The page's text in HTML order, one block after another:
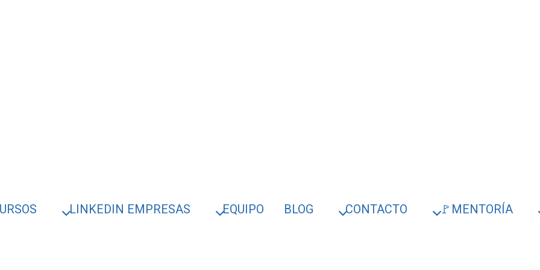
LINKEDIN EMPRESAS EQUIPO BLOG CONTACTO 🚩MENTORÍA